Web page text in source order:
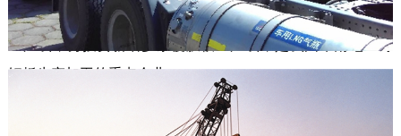
板生产线、镀铝锌板/镀铝板生产线和镀铝锌板/镀铝板彩涂板
生产线，另投资新增多条覆膜板生产线，是我国华南地区薄
钢板生产加工的重点企业。
心，拥有40多项专利。已形成“华冠龙”、“华冠虹”等一系列业